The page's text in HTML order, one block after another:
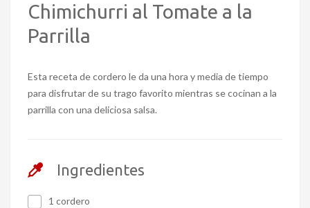
Chimichurri al Tomate a la
Parrilla
Esta receta de cordero le da una hora y media de tiempo
para disfrutar de su trago favorito mientras se cocinan a la
parrilla con una deliciosa salsa.
Ingredientes
1 cordero